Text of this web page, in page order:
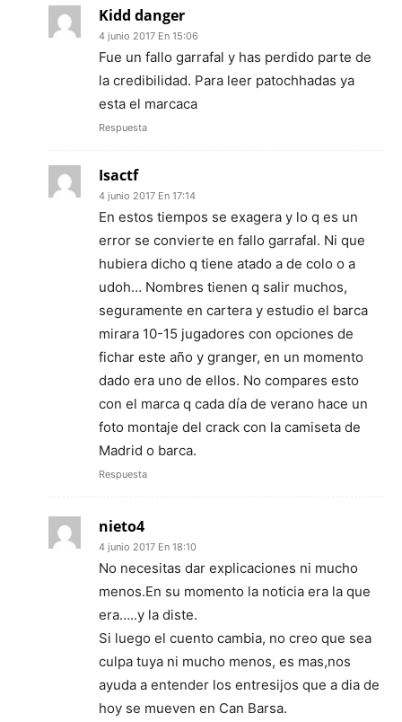
Kidd danger
4 junio 2017 En 15:06
Fue un fallo garrafal y has perdido parte de
la credibilidad. Para leer patochhadas ya
esta el marcaca
Respuesta
Isactf
4 junio 2017 En 17:14
En estos tiempos se exagera y lo q es un
error se convierte en fallo garrafal. Ni que
hubiera dicho q tiene atado a de colo o a
udoh… Nombres tienen q salir muchos,
seguramente en cartera y estudio el barca
mirara 10-15 jugadores con opciones de
fichar este año y granger, en un momento
dado era uno de ellos. No compares esto
con el marca q cada día de verano hace un
foto montaje del crack con la camiseta de
Madrid o barca.
Respuesta
nieto4
4 junio 2017 En 18:10
No necesitas dar explicaciones ni mucho
menos.En su momento la noticia era la que
era…..y la diste.
Si luego el cuento cambia, no creo que sea
culpa tuya ni mucho menos, es mas,nos
ayuda a entender los entresijos que a dia de
hoy se mueven en Can Barsa.